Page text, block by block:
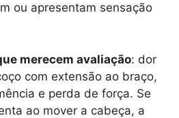
ou apresentam sensação
merecem avaliação: dor
com extensão ao braço,
e perda de força. Se
ao mover a cabeça, a